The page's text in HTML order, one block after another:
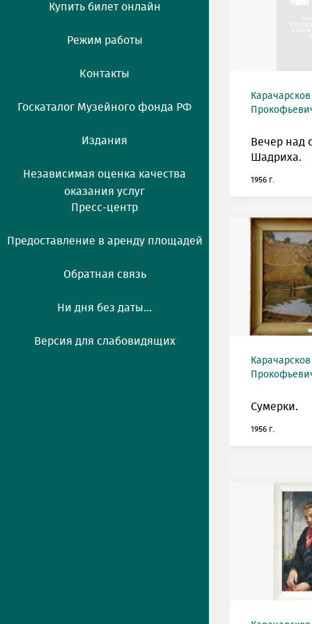
Купить билет онлайн
Режим работы
Контакты
Госкаталог Музейного фонда РФ
Издания
Независимая оценка качества
оказания услуг
Пресс-центр
Предоставление в аренду площадей
Обратная связь
Ни дня без даты...
Версия для слабовидящих
Вечер над
Шадриха.
1956 г.
Сумерки.
1956 г.